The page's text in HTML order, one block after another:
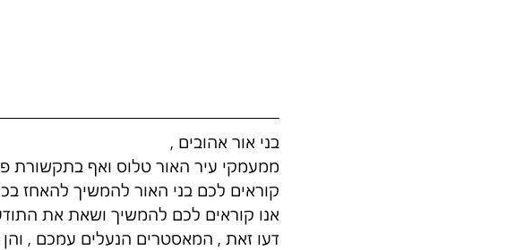
בני אור אהובים ,
ממעמקי עיר האור טלוס ואף בתקשורת
קוראים לכם בני האור להמשיך להאחז
אנו קוראים לכם להמשיך ושאת את
דעו זאת , המאסטרים הנעלים עמכם ,